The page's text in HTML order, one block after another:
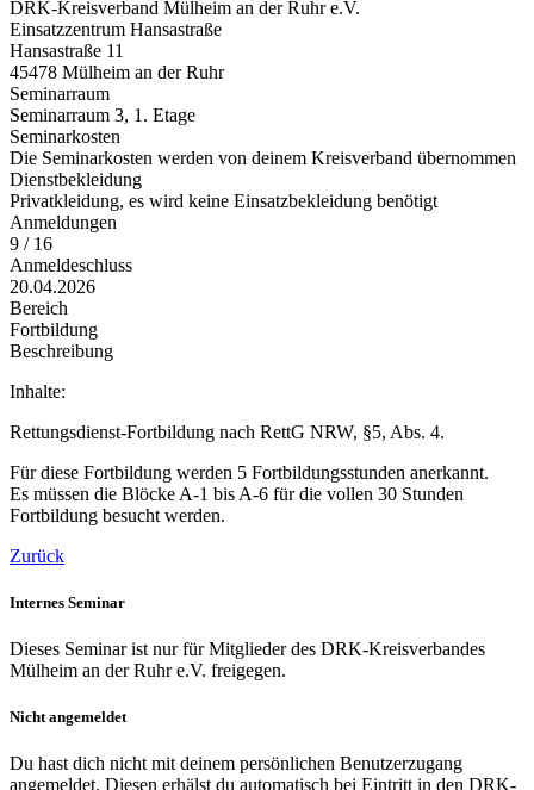
DRK-Kreisverband Mülheim an der Ruhr e.V.
Einsatzzentrum Hansastraße
Hansastraße 11
45478 Mülheim an der Ruhr
Seminarraum
Seminarraum 3, 1. Etage
Seminarkosten
Die Seminarkosten werden von deinem Kreisverband übernommen
Dienstbekleidung
Privatkleidung, es wird keine Einsatzbekleidung benötigt
Anmeldungen
9 / 16
Anmeldeschluss
20.04.2026
Bereich
Fortbildung
Beschreibung
Inhalte:
Rettungsdienst-Fortbildung nach RettG NRW, §5, Abs. 4.
Für diese Fortbildung werden 5 Fortbildungsstunden anerkannt.
Es müssen die Blöcke A-1 bis A-6 für die vollen 30 Stunden
Fortbildung besucht werden.
Zurück
Internes Seminar
Dieses Seminar ist nur für Mitglieder des DRK-Kreisverbandes
Mülheim an der Ruhr e.V. freigegen.
Nicht angemeldet
Du hast dich nicht mit deinem persönlichen Benutzerzugang
angemeldet. Diesen erhälst du automatisch bei Eintritt in den DRK-